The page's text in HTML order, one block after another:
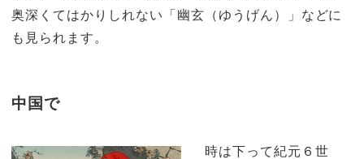
奥深くてはかりしれない「幽玄（ゆうげん）」などに
も見られます。
中国で
時は下って紀元６世